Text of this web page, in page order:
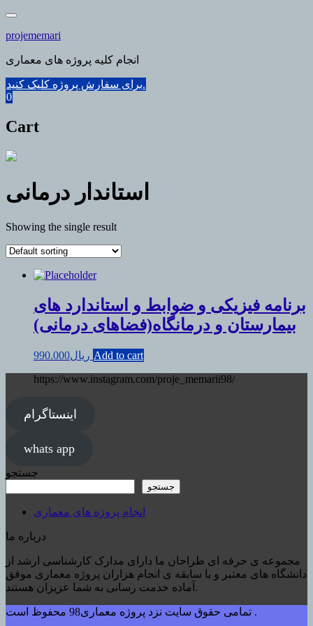
Skip
content
projememari
انجام کلیه پروژه های معماری
برای سفارش پروژه کلیک کنید.
0
Cart
استاندار درمانی
Showing the single result
برنامه فیزیکی و ضوابط و استاندارد های
بیمارستان و درمانگاه(فضاهای درمانی)
ریال990.000
Add to cart
https://www.instagram.com/proje_memarii98/
اینستاگرام
whats app
جستجو
جستجو
انجام پروژه های معماری
درباره ما
مجموعه ی حرفه ای طراحان ما دارای مدارک کارشناسی ارشد از
دانشگاه های معتبر و با سابقه ی انجام هزاران پروژه معماری موفق
آماده خدمت رسانی به شما عزیزان هستند.
تمامی حقوق سایت نزد پروژه معماری98 محفوظ است .